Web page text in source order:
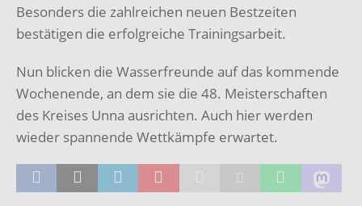
Besonders die zahlreichen neuen Bestzeiten
bestätigen die erfolgreiche Trainingsarbeit.
Nun blicken die Wasserfreunde auf das kommende
Wochenende, an dem sie die 48. Meisterschaften
des Kreises Unna ausrichten. Auch hier werden
wieder spannende Wettkämpfe erwartet.